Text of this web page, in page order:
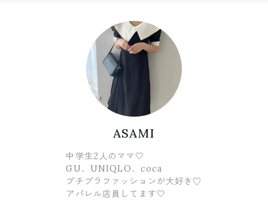
ASAMI
中学生2人のママ🤍
GU、UNIQLO、coca
プチプラファッションが大好き♡
アパレル店員してます🤍